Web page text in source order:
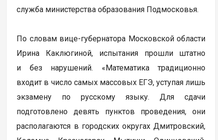
служба министерства образования Подмосковья.
По словам вице-губернатора Московской области
Ирина Каклюгиной, испытания прошли штатно
и без нарушений. «Математика традиционно
входит в число самых массовых ЕГЭ, уступая лишь
экзамену по русскому языку. Для сдачи
подготовлено девять пунктов проведения, они
располагаются в городских округах Дмитровский,